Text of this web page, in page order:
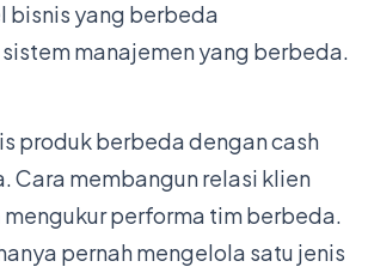
bisnis yang berbeda
manajemen yang berbeda.
produk berbeda dengan cash
Cara membangun relasi klien
performa tim berbeda.
pernah mengelola satu jenis